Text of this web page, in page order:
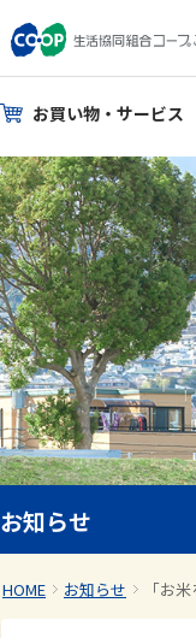
お買い物・サービス
お知らせ
HOME お知らせ 「お